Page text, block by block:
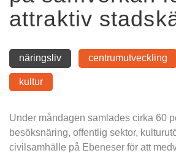
attraktiv
näringsliv centrumutveckling
kultur
Under måndagen samlades cirka 60
besöksnäring, offentlig sektor,
civilsamhälle på Ebeneser för att